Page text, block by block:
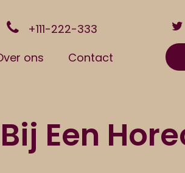
+111-222-333
ons
Contact
Een